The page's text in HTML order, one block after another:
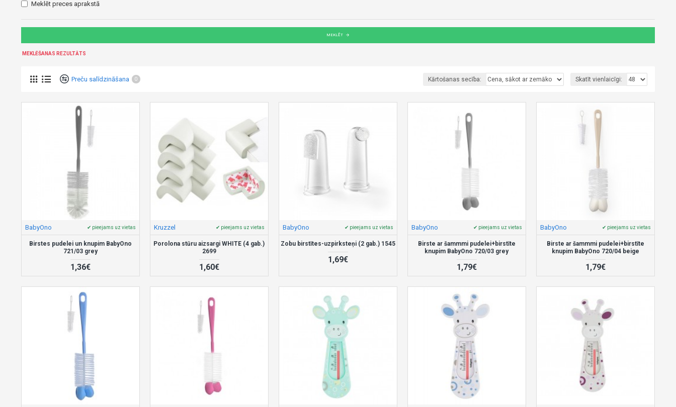
Meklēt preces aprakstā
MEKLĒT
MEKLĒŠANAS REZULTĀTS
Preču salīdzināšana 0 Kārtošanas secība: Skatīt vienlaicīgi:
BabyOno ✔ pieejams uz vietas
Birstes pudelei un knupim BabyOno
721/03 grey
1,36€
Kruzzel ✔ pieejams uz vietas
Porolona stūru aizsargi WHITE (4 gab.)
2699
1,60€
BabyOno ✔ pieejams uz vietas
Zobu birstītes-uzpirksteņi (2 gab.) 1545
1,69€
BabyOno ✔ pieejams uz vietas
Birste ar šammmi pudelei+birstīte
knupim BabyOno 720/03 grey
1,79€
BabyOno ✔ pieejams uz vietas
Birste ar šammmi pudelei+birstīte
knupim BabyOno 720/04 beige
1,79€